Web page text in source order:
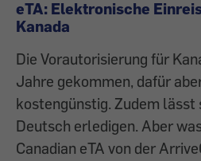
eTA: Elektronische
Kanada
Die Vorautorisierung für
Jahre gekommen, dafür
kostengünstig. Zudem lässt
Deutsch erledigen. Aber
Canadian eTA von der